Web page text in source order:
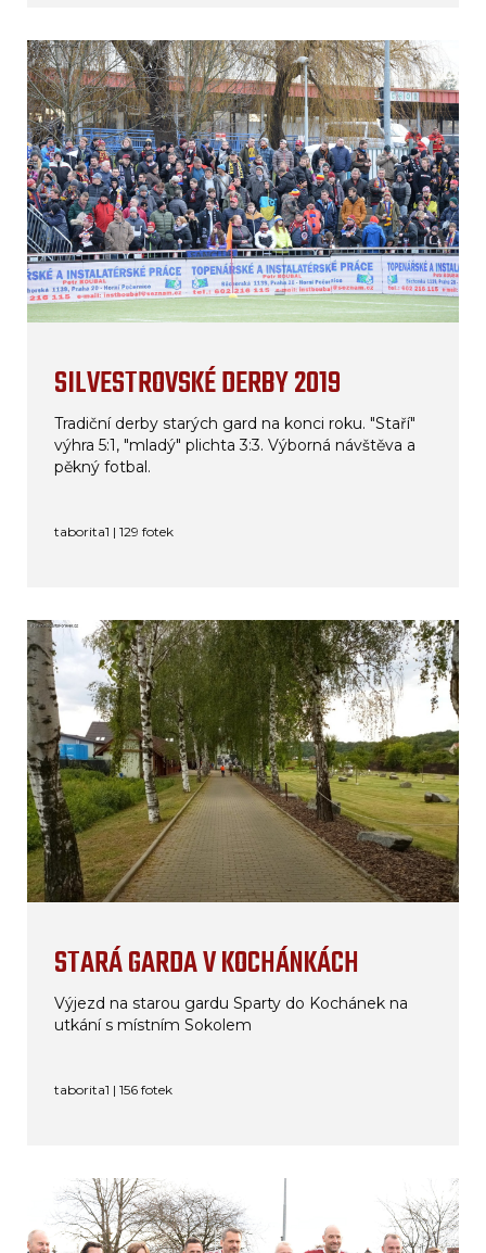
SILVESTROVSKÉ DERBY 2019
Tradiční derby starých gard na konci roku. "Staří"
výhra 5:1, "mladý" plichta 3:3. Výborná návštěva a
pěkný fotbal.
taborita1 | 129 fotek
STARÁ GARDA V KOCHÁNKÁCH
Výjezd na starou gardu Sparty do Kochánek na
utkání s místním Sokolem
taborita1 | 156 fotek